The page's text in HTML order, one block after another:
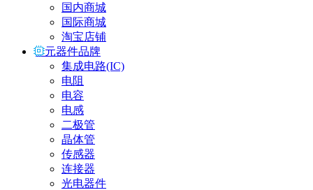
国内商城
国际商城
淘宝店铺
元器件品牌
集成电路(IC)
电阻
电容
电感
二极管
晶体管
传感器
连接器
光电器件